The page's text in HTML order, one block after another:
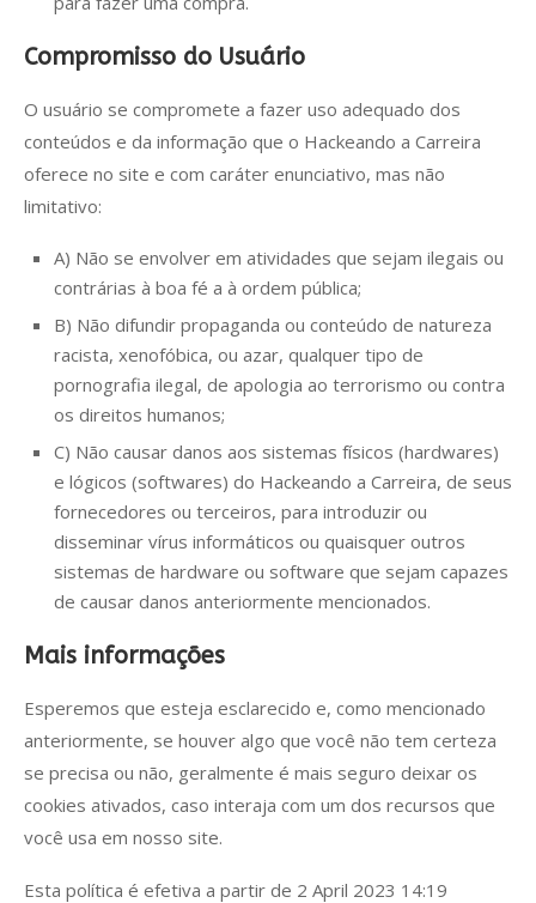
Compromisso do Usuário
O usuário se compromete a fazer uso adequado dos
conteúdos e da informação que o Hackeando a Carreira
oferece no site e com caráter enunciativo, mas não
limitativo:
A) Não se envolver em atividades que sejam ilegais ou
contrárias à boa fé a à ordem pública;
B) Não difundir propaganda ou conteúdo de natureza
racista, xenofóbica, ou azar, qualquer tipo de
pornografia ilegal, de apologia ao terrorismo ou contra
os direitos humanos;
C) Não causar danos aos sistemas físicos (hardwares)
e lógicos (softwares) do Hackeando a Carreira, de seus
fornecedores ou terceiros, para introduzir ou
disseminar vírus informáticos ou quaisquer outros
sistemas de hardware ou software que sejam capazes
de causar danos anteriormente mencionados.
Mais informações
Esperemos que esteja esclarecido e, como mencionado
anteriormente, se houver algo que você não tem certeza
se precisa ou não, geralmente é mais seguro deixar os
cookies ativados, caso interaja com um dos recursos que
você usa em nosso site.
Esta política é efetiva a partir de 2 April 2023 14:19